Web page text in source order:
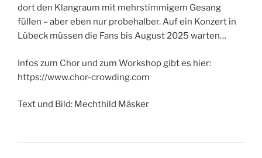
dort den Klangraum mit mehrstimmigem Gesang
füllen – aber eben nur probehalber. Auf ein Konzert in
Lübeck müssen die Fans bis August 2025 warten…
Infos zum Chor und zum Workshop gibt es hier:
https://www.chor-crowding.com
Text und Bild: Mechthild Mäsker